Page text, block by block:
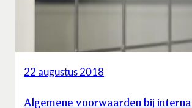
22 augustus 2018
Algemene voorwaarden bij